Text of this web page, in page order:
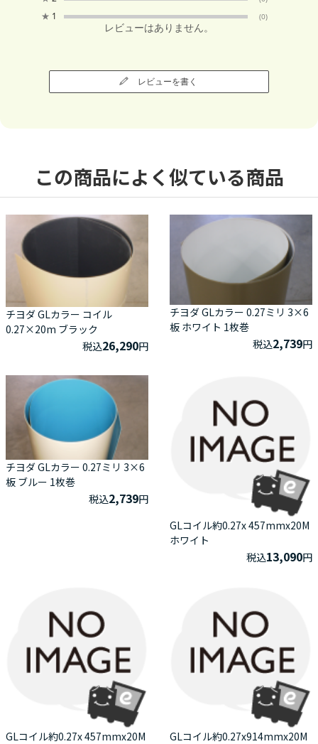
★ 1 (0)
レビューはありません。
レビューを書く
この商品によく似ている商品
チヨダ GLカラー コイル
0.27×20m ブラック
税込26,290円
チヨダ GLカラー 0.27ミリ 3×6
板 ホワイト 1枚巻
税込2,739円
チヨダ GLカラー 0.27ミリ 3×6
板 ブルー 1枚巻
税込2,739円
GLコイル約0.27x 457mmx20M
ホワイト
税込13,090円
GLコイル約0.27x 457mmx20M
GLコイル約0.27x914mmx20M